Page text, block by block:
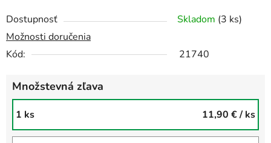
Dostupnosť Skladom (3 ks)
Možnosti doručenia
Kód:
21740
Množstevná zľava
1 ks 11,90 €/ ks